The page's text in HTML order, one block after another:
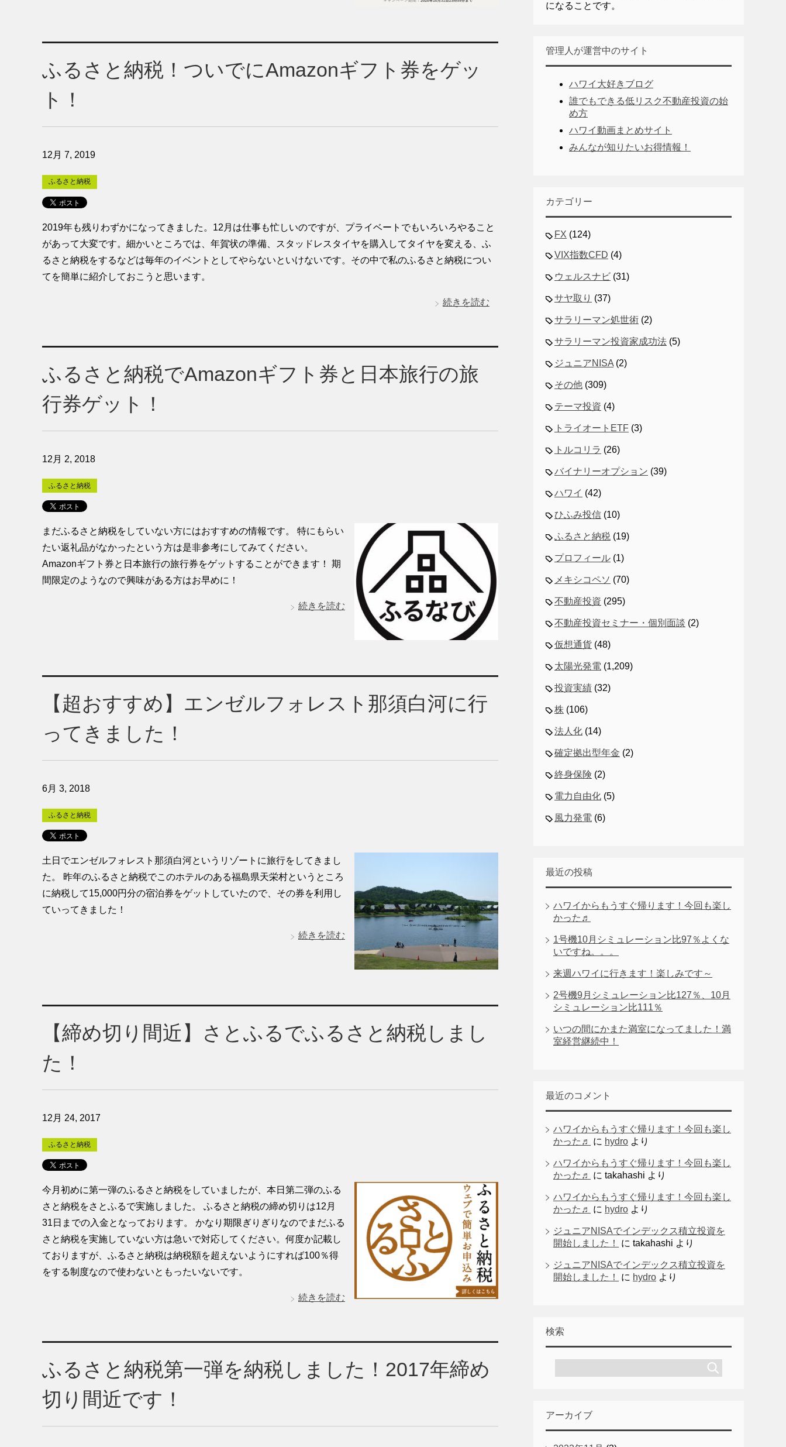
ふるさと納税！ついでにAmazonギフト券をゲッ
ト！
12月 7, 2019
ふるさと納税
2019年も残りわずかになってきました。12月は仕事も忙しいのですが、プライベートでもいろいろやること
があって大変です。細かいところでは、年賀状の準備、スタッドレスタイヤを購入してタイヤを変える、ふ
るさと納税をするなどは毎年のイベントとしてやらないといけないです。その中で私のふるさと納税につい
てを簡単に紹介しておこうと思います。
続きを読む
ふるさと納税でAmazonギフト券と日本旅行の旅
行券ゲット！
12月 2, 2018
ふるさと納税
まだふるさと納税をしていない方にはおすすめの情報です。 特にもらい
たい返礼品がなかったという方は是非参考にしてみてください。
Amazonギフト券と日本旅行の旅行券をゲットすることができます！ 期
間限定のようなので興味がある方はお早めに！
続きを読む
【超おすすめ】エンゼルフォレスト那須白河に行
ってきました！
6月 3, 2018
ふるさと納税
土日でエンゼルフォレスト那須白河というリゾートに旅行をしてきまし
た。 昨年のふるさと納税でこのホテルのある福島県天栄村というところ
に納税して15,000円分の宿泊券をゲットしていたので、その券を利用し
ていってきました！
続きを読む
【締め切り間近】さとふるでふるさと納税しまし
た！
12月 24, 2017
ふるさと納税
今月初めに第一弾のふるさと納税をしていましたが、本日第二弾のふる
さと納税をさとふるで実施しました。 ふるさと納税の締め切りは12月
31日までの入金となっております。 かなり期限ぎりぎりなのでまだふる
さと納税を実施していない方は急いで対応してください。何度か記載し
ておりますが、ふるさと納税は納税額を超えないようにすれば100％得
をする制度なので使わないともったいないです。
続きを読む
ふるさと納税第一弾を納税しました！2017年締め
切り間近です！
になることです。
管理人が運営中のサイト
ハワイ大好きブログ
誰でもできる低リスク不動産投資の始
め方
ハワイ動画まとめサイト
みんなが知りたいお得情報！
カテゴリー
FX (124)
VIX指数CFD (4)
ウェルスナビ (31)
サヤ取り (37)
サラリーマン処世術 (2)
サラリーマン投資家成功法 (5)
ジュニアNISA (2)
その他 (309)
テーマ投資 (4)
トライオートETF (3)
トルコリラ (26)
バイナリーオプション (39)
ハワイ (42)
ひふみ投信 (10)
ふるさと納税 (19)
プロフィール (1)
メキシコペソ (70)
不動産投資 (295)
不動産投資セミナー・個別面談 (2)
仮想通貨 (48)
太陽光発電 (1,209)
投資実績 (32)
株 (106)
法人化 (14)
確定拠出型年金 (2)
終身保険 (2)
電力自由化 (5)
風力発電 (6)
最近の投稿
ハワイからもうすぐ帰ります！今回も楽し
かった♬
1号機10月シミュレーション比97％よくな
いですね。。。
来週ハワイに行きます！楽しみです～
2号機9月シミュレーション比127％、10月
シミュレーション比111％
いつの間にかまた満室になってました！満
室経営継続中！
最近のコメント
ハワイからもうすぐ帰ります！今回も楽し
かった♬
に hydro より
ハワイからもうすぐ帰ります！今回も楽し
かった♬
に takahashi より
ハワイからもうすぐ帰ります！今回も楽し
かった♬
に hydro より
ジュニアNISAでインデックス積立投資を
開始しました！
に takahashi より
ジュニアNISAでインデックス積立投資を
開始しました！
に hydro より
検索
アーカイブ